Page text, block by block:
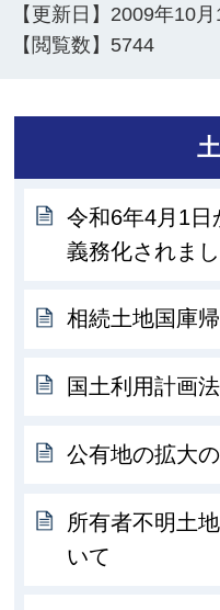
【更新日】 2009年10月
【閲覧数】 5744
令和6年4月1日
義務化されま
相続土地国庫
国土利用計画
公有地の拡大
所有者不明土
いて